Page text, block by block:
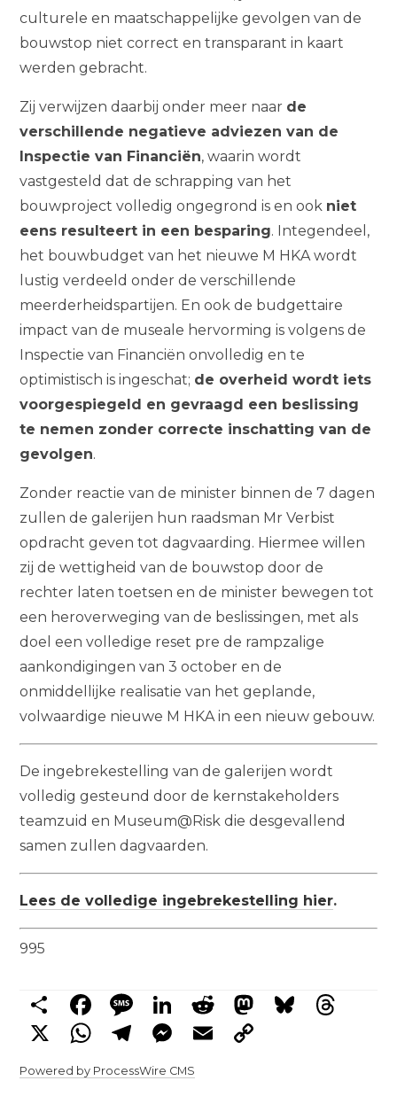
culturele en maatschappelijke gevolgen van de
bouwstop niet correct en transparant in kaart
werden gebracht.
Zij verwijzen daarbij onder meer naar de
verschillende negatieve adviezen van de
Inspectie van Financiën, waarin wordt
vastgesteld dat de schrapping van het
bouwproject volledig ongegrond is en ook niet
eens resulteert in een besparing. Integendeel,
het bouwbudget van het nieuwe M HKA wordt
lustig verdeeld onder de verschillende
meerderheidspartijen. En ook de budgettaire
impact van de museale hervorming is volgens de
Inspectie van Financiën onvolledig en te
optimistisch is ingeschat; de overheid wordt iets
voorgespiegeld en gevraagd een beslissing
te nemen zonder correcte inschatting van de
gevolgen.
Zonder reactie van de minister binnen de 7 dagen
zullen de galerijen hun raadsman Mr Verbist
opdracht geven tot dagvaarding. Hiermee willen
zij de wettigheid van de bouwstop door de
rechter laten toetsen en de minister bewegen tot
een heroverweging van de beslissingen, met als
doel een volledige reset pre de rampzalige
aankondigingen van 3 october en de
onmiddellijke realisatie van het geplande,
volwaardige nieuwe M HKA in een nieuw gebouw.
De ingebrekestelling van de galerijen wordt
volledig gesteund door de kernstakeholders
teamzuid en Museum@Risk die desgevallend
samen zullen dagvaarden.
Lees de volledige ingebrekestelling hier.
995
Share FacebookMessage LinkedIn Reddit MastodonBluesky
WhatsAppTelegramMessengerEmail
Powered by ProcessWire CMS